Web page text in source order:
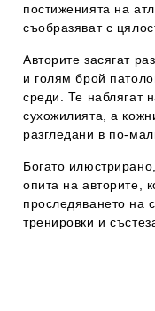
постиженията на
съобразяват с
Авторите засягат
и голям брой
среди. Те наблягат
сухожилията, а
разгле­дани в по-
Богато
опита на авторите,
проследяването на
тренировки и